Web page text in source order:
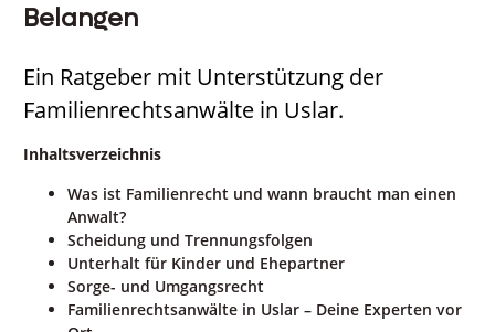
Belangen
Ein Ratgeber mit Unterstützung der
Familienrechtsanwälte in Uslar.
Inhaltsverzeichnis
Was ist Familienrecht und wann braucht man einen
Anwalt?
Scheidung und Trennungsfolgen
Unterhalt für Kinder und Ehepartner
Sorge- und Umgangsrecht
Familienrechtsanwälte in Uslar – Deine Experten vor